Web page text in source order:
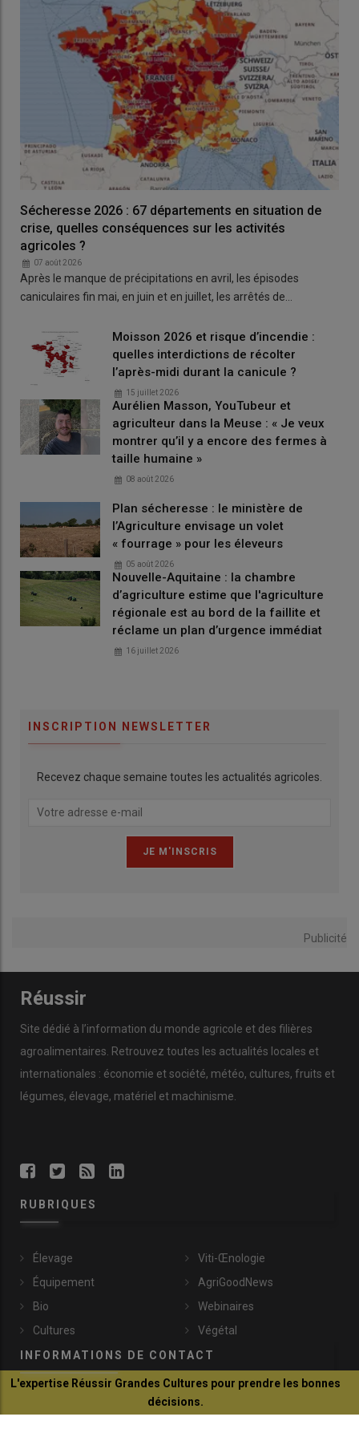
gestion des sols (21%) et la gestion du troupeau (21%).
Lire aussi :Recensement agricole : portrait-robot
d’une nouvelle génération d’agriculteurs
Sécheresse 2026 : 67 départements en situation de
crise, quelles conséquences sur les activités
agricoles ?
07 août 2026
Après le manque de précipitations en avril, les épisodes
caniculaires fin mai, en juin et en juillet, les arrêtés de…
Moisson 2026 et risque d’incendie :
quelles interdictions de récolter
l’après-midi durant la canicule ?
15 juillet 2026
Aurélien Masson, YouTubeur et
agriculteur dans la Meuse : « Je veux
montrer qu’il y a encore des fermes à
taille humaine »
08 août 2026
Plan sécheresse : le ministère de
l’Agriculture envisage un volet
« fourrage » pour les éleveurs
05 août 2026
Nouvelle-Aquitaine : la chambre
d’agriculture estime que l'agriculture
régionale est au bord de la faillite et
réclame un plan d’urgence immédiat
16 juillet 2026
INSCRIPTION NEWSLETTER
Recevez chaque semaine toutes les actualités agricoles.
Publicité
Réussir
Site dédié à l’information du monde agricole et des filières
agroalimentaires. Retrouvez toutes les actualités locales et
internationales : économie et société, météo, cultures, fruits et
légumes, élevage, matériel et machinisme.
RUBRIQUES
Élevage
Équipement
Bio
Cultures
Viti-Œnologie
AgriGoodNews
Webinaires
Végétal
INFORMATIONS DE CONTACT
communication@reussir.fr
L'expertise Réussir Grandes Cultures pour prendre les bonnes
décisions.